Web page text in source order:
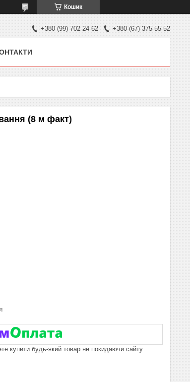
Кошик
+380 (99) 702-24-62 +380 (67) 375-55-52
(8 м факт)
купити будь-який товар не покидаючи сайту.